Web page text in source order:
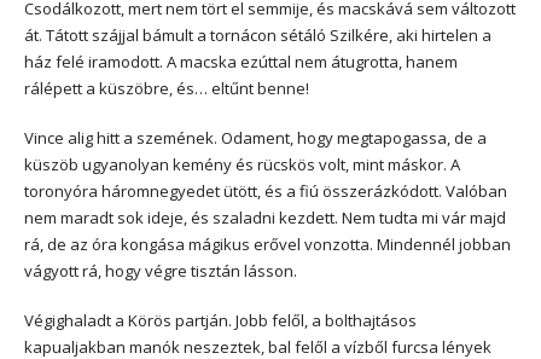
Csodálkozott, mert nem tört el semmije, és macskává sem változott
át. Tátott szájjal bámult a tornácon sétáló Szilkére, aki hirtelen a
ház felé iramodott. A macska ezúttal nem átugrotta, hanem
rálépett a küszöbre, és… eltűnt benne!
Vince alig hitt a szemének. Odament, hogy megtapogassa, de a
küszöb ugyanolyan kemény és rücskös volt, mint máskor. A
toronyóra háromnegyedet ütött, és a fiú összerázkódott. Valóban
nem maradt sok ideje, és szaladni kezdett. Nem tudta mi vár majd
rá, de az óra kongása mágikus erővel vonzotta. Mindennél jobban
vágyott rá, hogy végre tisztán lásson.
Végighaladt a Körös partján. Jobb felől, a bolthajtásos
kapualjakban manók neszeztek, bal felől a vízből furcsa lények